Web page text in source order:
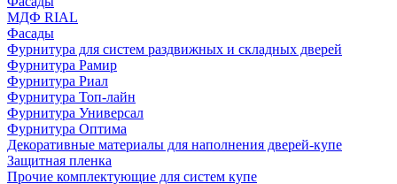
МДФ RIAL
Фасады
Фурнитура для систем раздвижных и складных дверей
Фурнитура Рамир
Фурнитура Риал
Фурнитура Топ-лайн
Фурнитура Универсал
Фурнитура Оптима
Декоративные материалы для наполнения дверей-купе
Защитная пленка
Прочие комплектующие для систем купе